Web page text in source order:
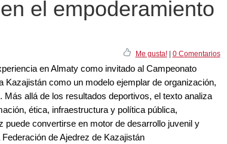
el empoderamiento
Me gusta!| 0 Comentarios
en Almaty como invitado al Campeonato
como un modelo ejemplar de organización,
allá de los resultados deportivos, el texto analiza
ética, infraestructura y política pública,
convertirse en motor de desarrollo juvenil y
de Ajedrez de Kazajistán